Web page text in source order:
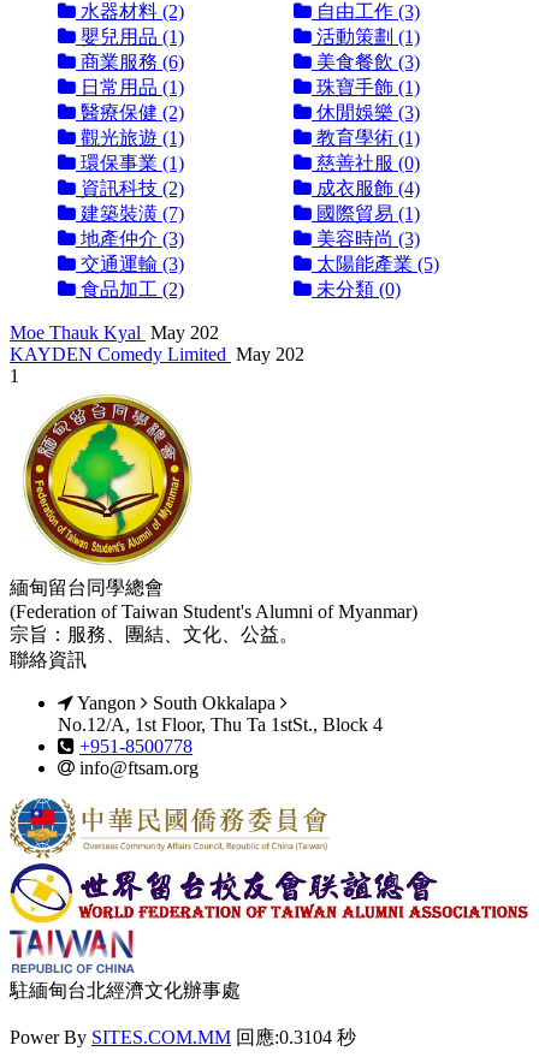
水器材料 (2)
自由工作 (3)
嬰兒用品 (1)
活動策劃 (1)
商業服務 (6)
美食餐飲 (3)
日常用品 (1)
珠寶手飾 (1)
醫療保健 (2)
休閒娛樂 (3)
觀光旅遊 (1)
教育學術 (1)
環保事業 (1)
慈善社服 (0)
資訊科技 (2)
成衣服飾 (4)
建築裝潢 (7)
國際貿易 (1)
地產仲介 (3)
美容時尚 (3)
交通運輸 (3)
太陽能產業 (5)
食品加工 (2)
未分類 (0)
Moe Thauk Kyal May 202
KAYDEN Comedy Limited May 202
1
緬甸留台同學總會
(Federation of Taiwan Student's Alumni of Myanmar)
宗旨：服務、團結、文化、公益。
聯絡資訊
Yangon
South Okkalapa
No.12/A, 1st Floor, Thu Ta 1stSt., Block 4
+951-8500778
info@ftsam.org
駐緬甸台北經濟文化辦事處
Power By SITES.COM.MM 回應:0.3104 秒